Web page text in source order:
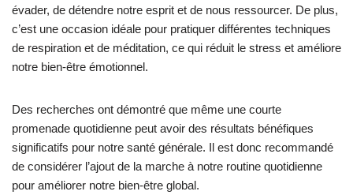
évader, de détendre notre esprit et de nous ressourcer. De plus,
c’est une occasion idéale pour pratiquer différentes techniques
de respiration et de méditation, ce qui réduit le stress et améliore
notre bien-être émotionnel.
Des recherches ont démontré que même une courte
promenade quotidienne peut avoir des résultats bénéfiques
significatifs pour notre santé générale. Il est donc recommandé
de considérer l’ajout de la marche à notre routine quotidienne
pour améliorer notre bien-être global.